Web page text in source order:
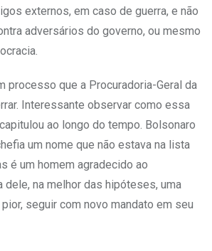
externos, em caso de guerra, e não
adversários do governo, ou mesmo
processo que a Procuradoria-Geral da
Interessante observar como essa
ao longo do tempo. Bolsonaro
um nome que não estava na lista
é um homem agradecido ao
na melhor das hipóteses, uma
seguir com novo mandato em seu